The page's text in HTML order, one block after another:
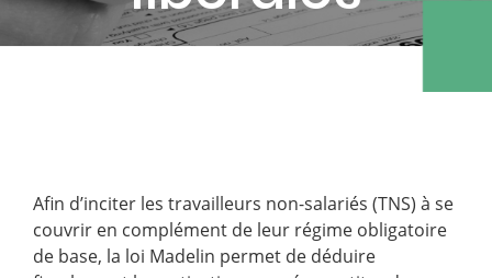
Afin d’inciter les travailleurs non-salariés (TNS) à se
couvrir en complément de leur régime obligatoire
de base, la loi Madelin permet de déduire